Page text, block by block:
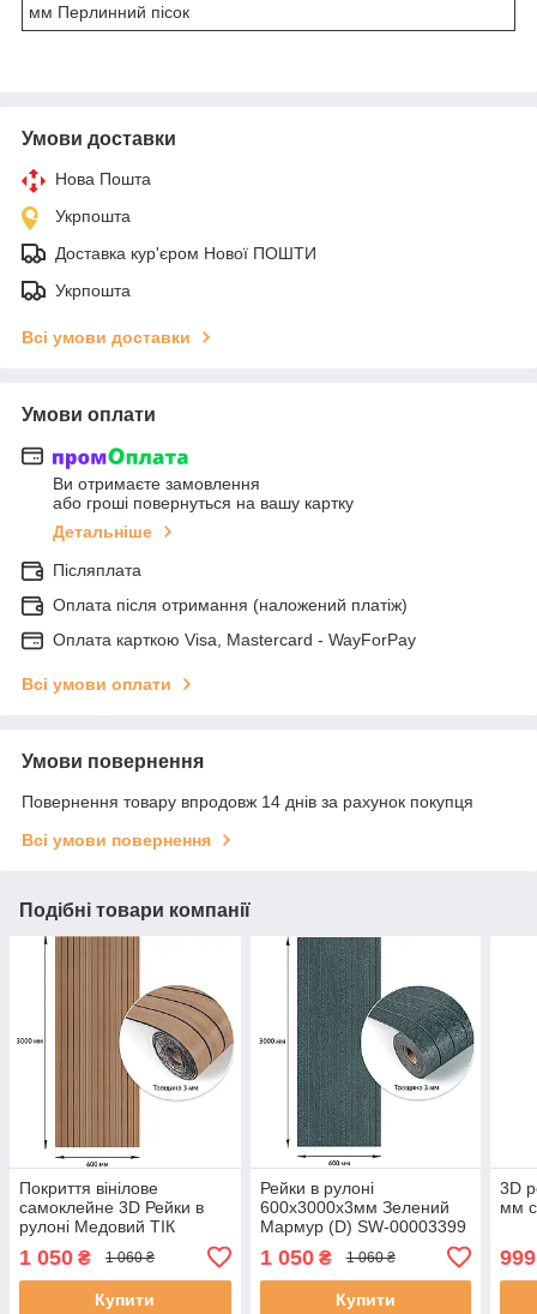
мм Перлинний пісок
Умови доставки
Нова Пошта
Укрпошта
Доставка кур'єром Нової ПОШТИ
Укрпошта
Всі умови доставки
Умови оплати
Ви отримаєте замовлення
або гроші повернуться на вашу картку
Детальніше
Післяплата
Оплата після отримання (наложений платіж)
Оплата карткою Visa, Mastercard - WayForPay
Всі умови оплати
Умови повернення
Повернення товару впродовж 14 днів за рахунок покупця
Всі умови повернення
Подібні товари компанії
Покриття вінілове
самоклейне 3D Рейки в
рулоні Медовий ТІК
00002903
1 050 ₴ 1 060 ₴
Купити
Рейки в рулоні
600х3000х3мм Зелений
Мармур (D) SW-00003399
1 050₴ 1 060 ₴
Купити
3D
мм
999